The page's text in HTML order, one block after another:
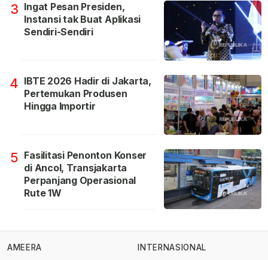
3 Ingat Pesan Presiden,
Instansi tak Buat Aplikasi
Sendiri-Sendiri
4 IBTE 2026 Hadir di Jakarta,
Pertemukan Produsen
Hingga Importir
5 Fasilitasi Penonton Konser
di Ancol, Transjakarta
Perpanjang Operasional
Rute 1W
AMEERA
INTERNASIONAL